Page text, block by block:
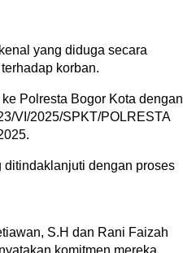
yang diduga secara
korban.
Polresta Bogor Kota dengan
VI/2025/SPKT/POLRESTA
ditindaklanjuti dengan proses
S.H dan Rani Faizah